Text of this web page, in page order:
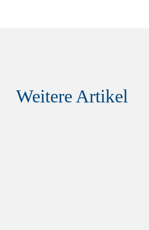
Weitere Artikel